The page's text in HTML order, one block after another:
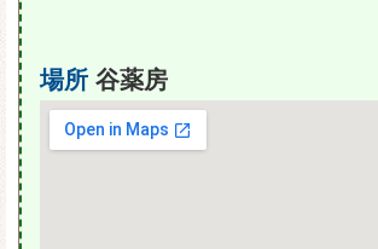
場所 谷薬房